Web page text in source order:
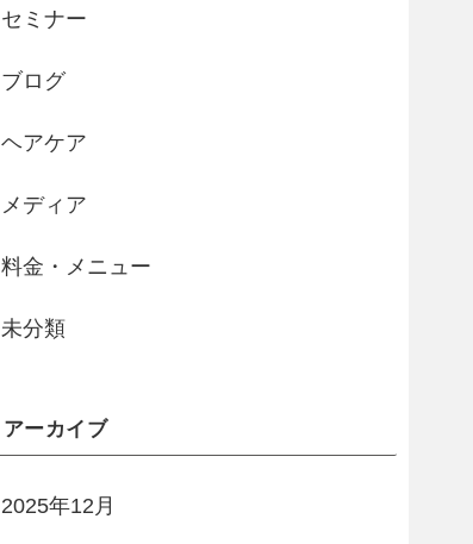
セミナー
ブログ
ヘアケア
メディア
料金・メニュー
未分類
アーカイブ
2025年12月